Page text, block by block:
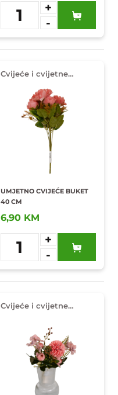
1
+
-
Dodaj u
omiljene
Cvijeće i cvijetne
UMJETNO CVIJEĆE BUKET
40 CM
6,90 KM
1
+
-
Dodaj u
omiljene
Cvijeće i cvijetne